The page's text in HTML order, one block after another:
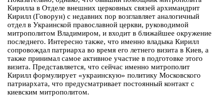
Кирилла в Отделе внешних церковных связей архимандрит
Кирилл (Говорун) с недавних пор возглавляет аналогичный
отдел в Украинской православной церкви, руководимой
митрополитом Владимиром, и входит в ближайшее окружение
последнего. Интересно также, что именно владыка Кирилл
сопровождал патриарха во время его летнего визита в Киев, а
также принимал самое активное участие в подготовке этого
визита. Представляется, что сейчас именно митрополит
Кирилл формулирует «украинскую» политику Московского
патриархата, что предусматривает постоянный контакт с
киевским митрополитом.